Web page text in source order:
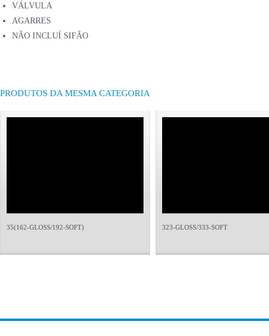
VÁLVULA
AGARRES
NÃO INCLUÍ SIFÃO
PRODUTOS DA MESMA CATEGORIA
35(162-GLOSS/192-SOFT) 323-GLOSS/333-SOFT